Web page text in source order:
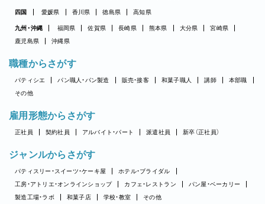
四国 愛媛県 香川県 徳島県 高知県
九州・沖縄 福岡県 佐賀県 長崎県 熊本県 大分県
宮崎県
鹿児島県
沖縄県
職種からさがす
パティシエ パン職人・パン製造 販売・接客 和菓子職人 講師
本部職
その他
雇用形態からさがす
正社員 契約社員 アルバイト・パート 派遣社員 新卒（正社員）
ジャンルからさがす
パティスリー・スイーツ・ケーキ屋
ホテル・ブライダル
工房・アトリエ・オンラインショップ
カフェ・レストラン
パン屋・ベーカリー
製造工場・ラボ
和菓子店 学校・教室 その他